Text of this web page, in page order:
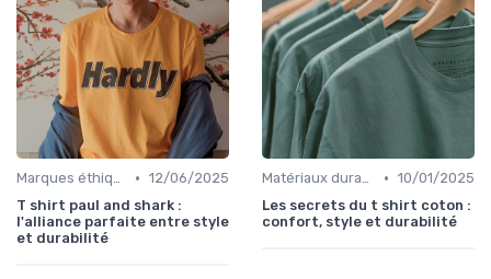
Marques éthiques • 12/06/2025
T shirt paul and shark :
l'alliance parfaite entre style
et durabilité
Matériaux durables • 10/01/2025
Les secrets du t shirt coton :
confort, style et durabilité